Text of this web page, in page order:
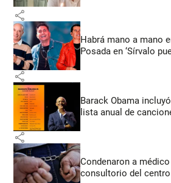
share
Habrá mano a mano
Posada en ‘Sírvalo
share
Barack Obama
lista anual de
share
Condenaron a
consultorio del